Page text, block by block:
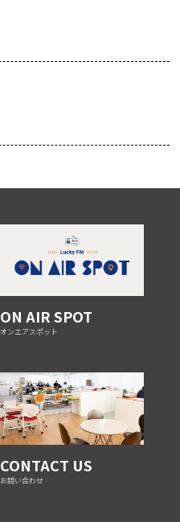
ON AIR SPOT
オンエアスポット
CONTACT US
お問い合わせ